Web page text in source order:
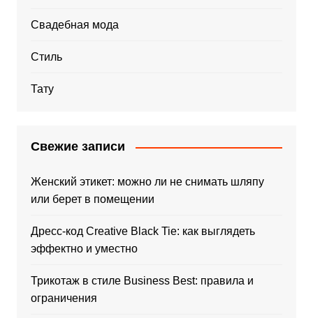
Свадебная мода
Стиль
Тату
Свежие записи
Женский этикет: можно ли не снимать шляпу
или берет в помещении
Дресс-код Creative Black Tie: как выглядеть
эффектно и уместно
Трикотаж в стиле Business Best: правила и
ограничения